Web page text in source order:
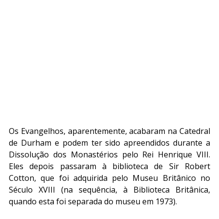
Os Evangelhos, aparentemente, acabaram na Catedral
de Durham e podem ter sido apreendidos durante a
Dissolução dos Monastérios pelo Rei Henrique VIII.
Eles depois passaram à biblioteca de Sir Robert
Cotton, que foi adquirida pelo Museu Britânico no
Século XVIII (na sequência, à Biblioteca Britânica,
quando esta foi separada do museu em 1973).